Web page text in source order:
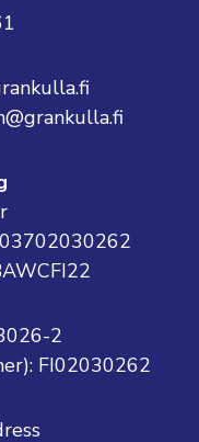
2
FI02030262